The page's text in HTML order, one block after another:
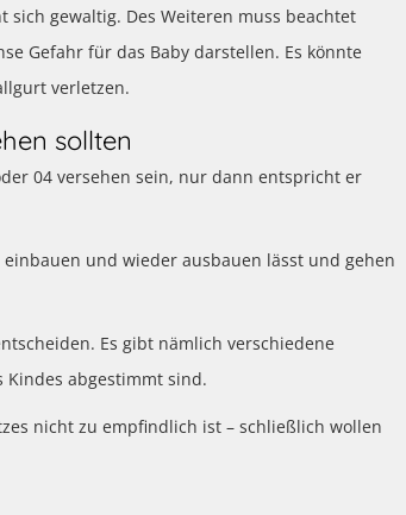
gewaltig. Des Weiteren muss beachtet
Gefahr für das Baby darstellen. Es könnte
verletzen.
sollten
04 versehen sein, nur dann entspricht er
und wieder ausbauen lässt und gehen
Es gibt nämlich verschiedene
Kindes abgestimmt sind.
nicht zu empfindlich ist – schließlich wollen